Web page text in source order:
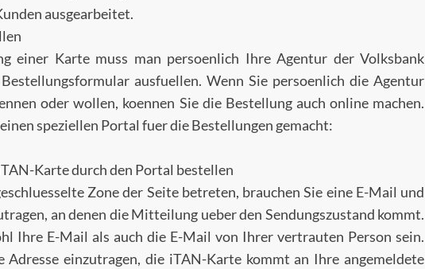
ausgearbeitet.
einer Karte muss man persoenlich Ihre Agentur der Volksbank
ausfuellen. Wenn Sie persoenlich die Agentur
oder wollen, koennen Sie die Bestellung auch online machen.
speziellen Portal fuer die Bestellungen gemacht:
Karte durch den Portal bestellen
Zone der Seite betreten, brauchen Sie eine E-Mail und
an denen die Mitteilung ueber den Sendungszustand kommt.
Ihre E-Mail als auch die E-Mail von Ihrer vertrauten Person sein.
Adresse einzutragen, die iTAN-Karte kommt an Ihre angemeldete